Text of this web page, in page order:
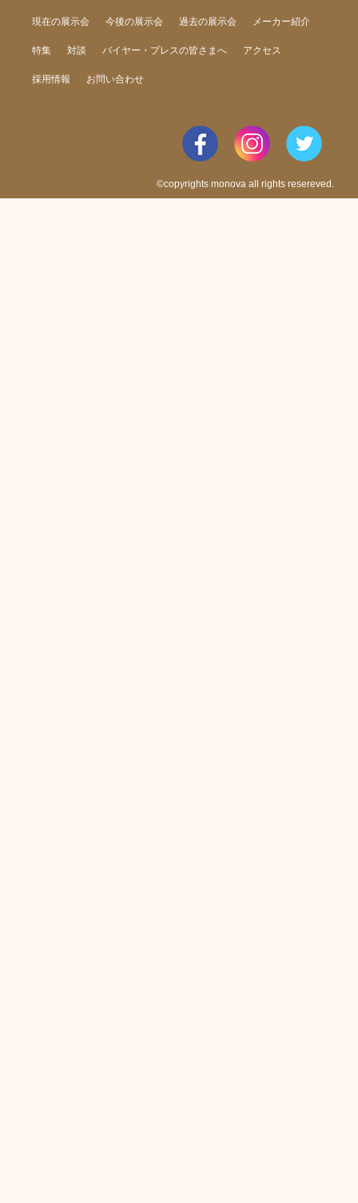
現在の展示会 今後の展示会 過去の展示会 メーカー紹介
特集 対談 バイヤー・プレスの皆さまへ アクセス
採用情報 お問い合わせ
©copyrights monova all rights resereved.